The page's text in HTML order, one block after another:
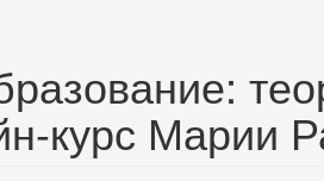
курс Марии